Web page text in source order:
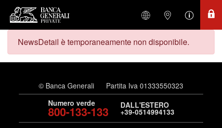
NewsDetail è temporaneamente non disponibile.
© Banca Generali
Partita Iva 01333550323
Numero verde
800-133-133 DALL'ESTERO
+39-0514994133